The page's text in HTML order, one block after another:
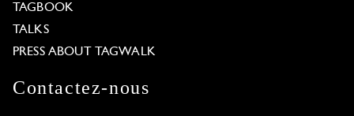
TAGBOOK
TALKS
PRESS ABOUT TAGWALK
Contactez-nous